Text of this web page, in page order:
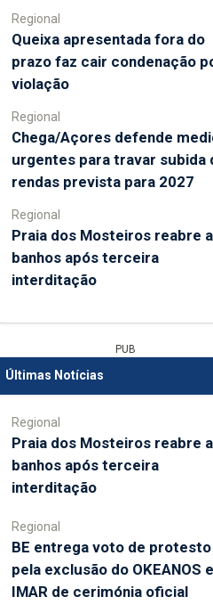
Regional
Queixa apresentada fora do
prazo faz cair condenação
violação
Regional
Chega/Açores defende
urgentes para travar subida
rendas prevista para 2027
Regional
Praia dos Mosteiros reabre a
banhos após terceira
interditação
PUB
Últimas Notícias
Regional
Praia dos Mosteiros reabre a
banhos após terceira
interditação
Regional
BE entrega voto de protesto
pela exclusão do OKEANOS e
IMAR de cerimónia oficial